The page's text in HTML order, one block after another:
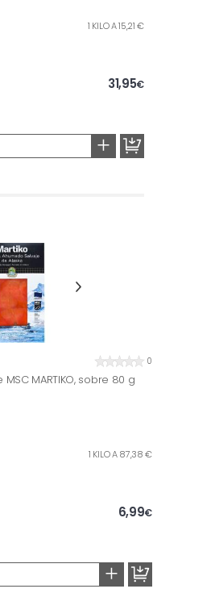
1 KILO A 15,21 €
31,95€
+
0
MARTIKO, sobre 80 g
1 KILO A 87,38 €
6,99€
+